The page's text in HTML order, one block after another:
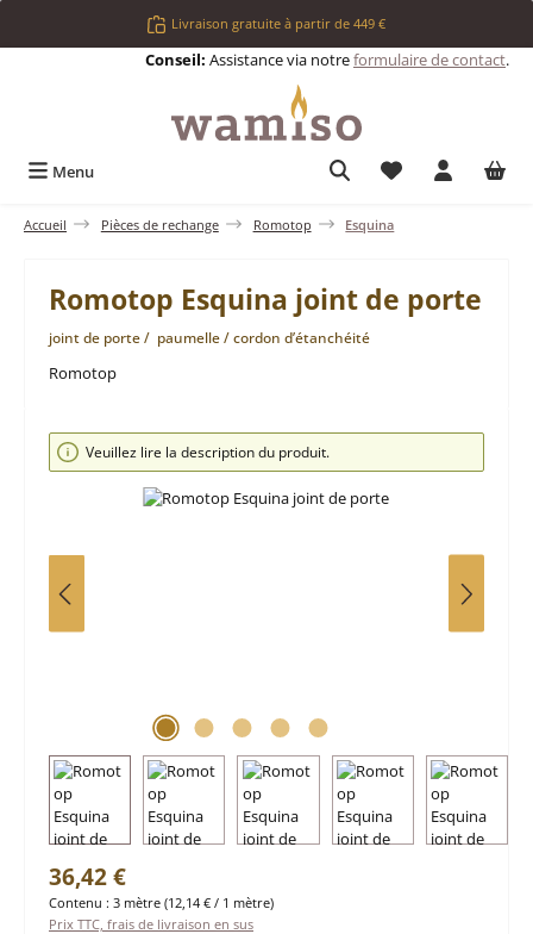
Passer au contenu principalLivraison gratuite à partir de 449 €
Conseil: Assistance via notreformulaire de contact.
Menu Vous avez 0
Accueil Pièces de rechange Romotop Esquina
Romotop Esquina joint de porte
joint de porte / paumelle / cordon d’étanchéité
Romotop
Ignorer la galerie d'images
Veuillez lire la description du produit.
Prix régulier :
36,42 €
Contenu : 3 mètre (12,14 € / 1 mètre)
Prix TTC, frais de livraison en sus